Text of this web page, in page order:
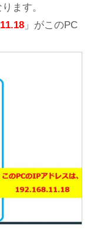
ます。
」がこのPC